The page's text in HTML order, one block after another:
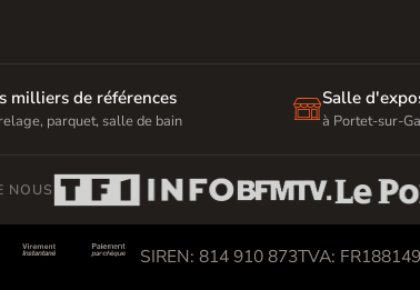
milliers de références
parquet, salle de bain Salle
à Portet-sur-
NOUS
  SIREN: 814 910 873TVA: